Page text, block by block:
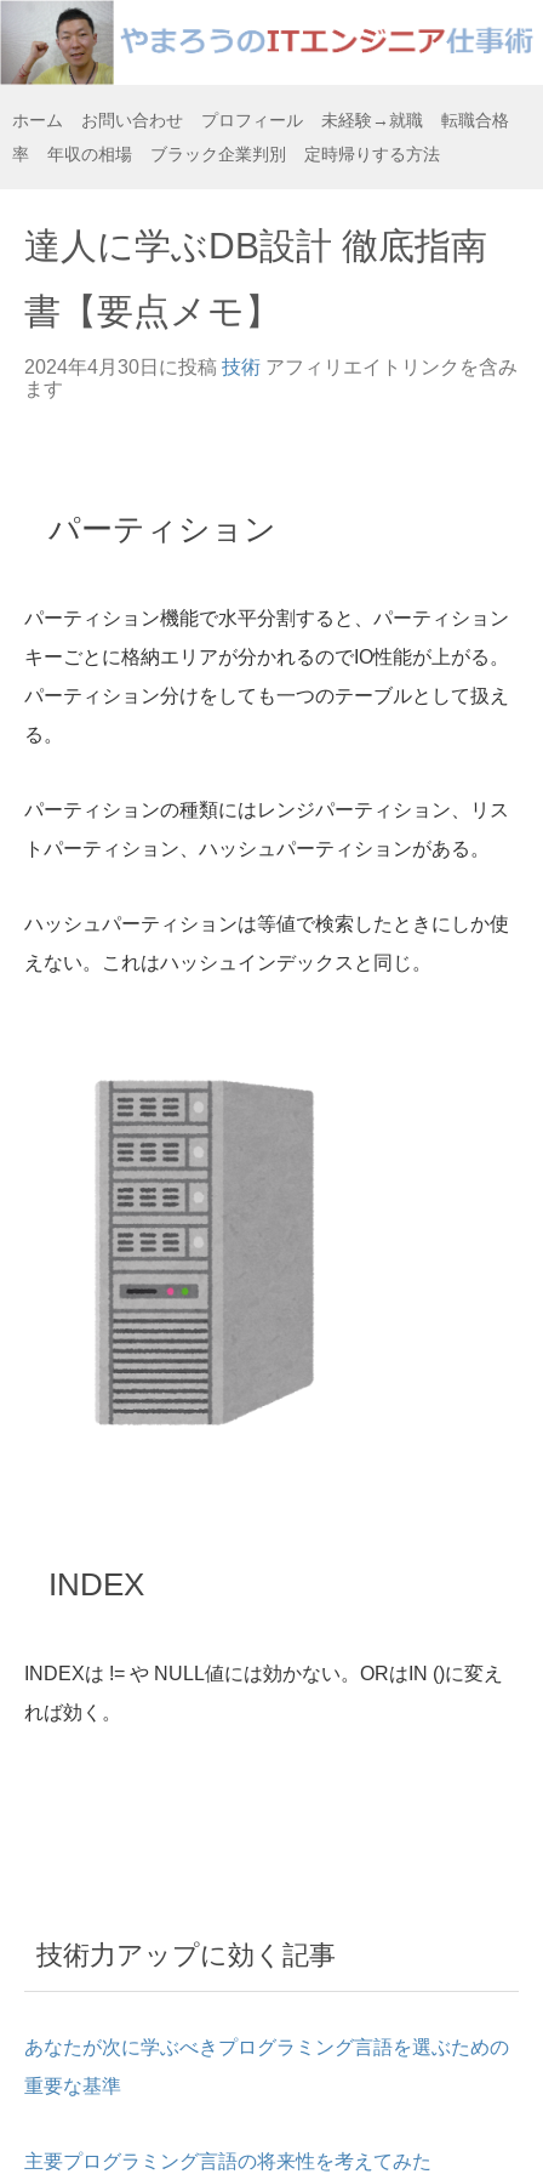
ホーム お問い合わせ プロフィール 未経験→就職
転職合格
率
年収の相場 ブラック企業判別 定時帰りする方法
達人に学ぶDB設計 徹底指南
書【要点メモ】
2024年4月30日 に投稿 技術 アフィリエイトリンクを含み
ます
パーティション
パーティション機能で水平分割すると、パーティション
キーごとに格納エリアが分かれるのでIO性能が上がる。
パーティション分けをしても一つのテーブルとして扱え
る。
パーティションの種類にはレンジパーティション、リス
トパーティション、ハッシュパーティションがある。
ハッシュパーティションは等値で検索したときにしか使
えない。これはハッシュインデックスと同じ。
INDEX
INDEXは != や NULL値には効かない。ORはIN ()に変え
れば効く。
技術力アップに効く記事
あなたが次に学ぶべきプログラミング言語を選ぶための
重要な基準
主要プログラミング言語の将来性を考えてみた